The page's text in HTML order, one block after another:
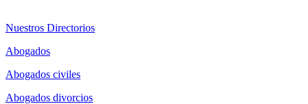
Nuestros Directorios
Abogados
Abogados civiles
Abogados divorcios